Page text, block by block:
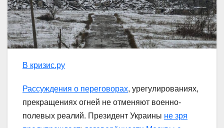
В кризис.ру
Рассуждения о переговорах, урегулированиях,
прекращениях огней не отменяют военно-
полевых реалий. Президент Украины не зря